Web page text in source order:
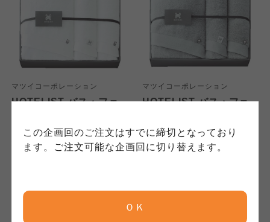
この企画回のご注文はすでに締切となっており
ます。ご注文可能な企画回に切り替えます。
ＯＫ
マツイコーポレーション
HOTELIST バス・フェ
本体 9,700円
マツイコーポレーション
HOTELIST バス・フェ
11976
本体9,700円
このサイトは7つの生協から業務委託を受けて、
コープきんき事業連合が運営しています。ご自
身が加入されている生協が定める利用約款をご
確認のうえ、ご利用ください。なお、クチコミ
投稿については、利用約款の細則として規定さ
れています。
コープしが
ならコープ
かりしている個人情報については、コープ事業
連合、ならびに各生協の「個人情報保護方針」
にもどづいて、コープ事業連合が適切に管理を
おこなっています。
コープ事業連合、ならびに各生協の「個人情報
コープしが
このサイトは7つの生協から業務委託を受けて、
コープきんき事業連合が運営しています。販売
責任者は、それぞれご利用の生協となります。
各生協の「特定商取引法に基づく表記につい
て」については各生協のボタンをクリックして
ご確認ください。
コープしが
ならコープ